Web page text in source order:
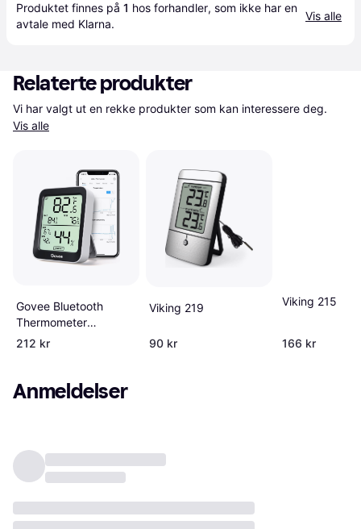
Produktet finnes på 1 hos forhandler, som ikke har en
avtale med Klarna.
Vis alle
Relaterte produkter
Vis alle
Govee Bluetooth
Thermometer
Hygrometer with
212 kr
Viking 219
90 kr
Viking 215
166 kr
Anmeldelser